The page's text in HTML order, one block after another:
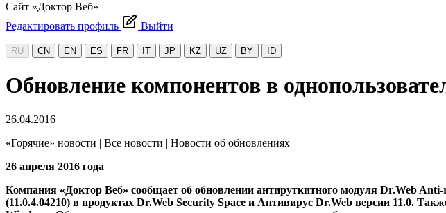
Сайт «Доктор Веб»
Редактировать профиль
Выйти
RU CN EN ES FR IT JP KZ UZ BY ID
Обновление компонентов в
26.04.2016
«Горячие» новости | Все новости | Новости об обновлениях
26 апреля 2016 года
Компания «Доктор Веб» сообщает об обновлении антируткитного модуля Dr.Web
(11.0.4.04210) в продуктах Dr.Web Security Space и Антивирус Dr.Web версии 11.0.